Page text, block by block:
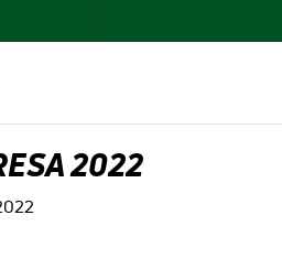
2022